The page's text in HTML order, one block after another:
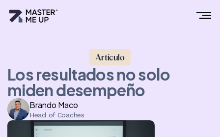
Artículo
Los resultados no solo
miden desempeño
Brando Maco
Head of Coaches